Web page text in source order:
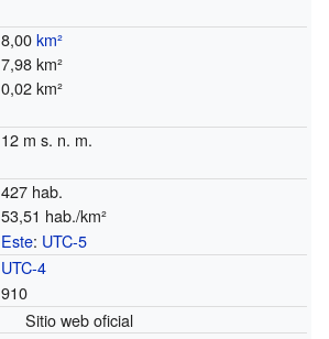
8,00km²
7,98 km²
0,02 km²
12 m s. n. m.
427 hab.
53,51 hab./km²
Este: UTC-5
UTC-4
910
Sitio web oficial